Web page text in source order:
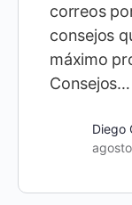
correos
consejos
máximo
Consejos…
Diego